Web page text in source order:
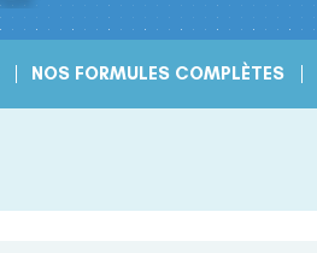
NOS FORMULES COMPLÈTES